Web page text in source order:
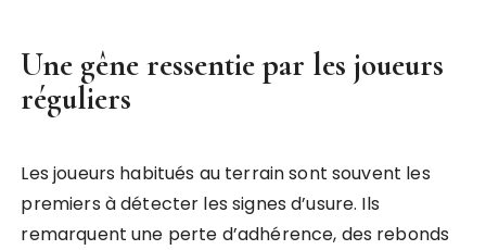
Une gêne ressentie par les joueurs
réguliers
Les joueurs habitués au terrain sont souvent les
premiers à détecter les signes d’usure. Ils
remarquent une perte d’adhérence, des rebonds